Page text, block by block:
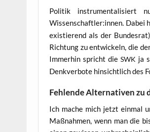
Poli­tik instru­men­ta­li­siert
Wissenschaftler:innen. Dabei
exis­tie­rend als der
Rich­tung zu ent­wi­ckeln, die
Immer­hin spricht dieSWK ja
Denk­ver­bo­te hin­sicht­lich des
Fehlende Alternativen zu
Ich mache mich jetzt ein­mal
Maß­nah­men, wenn man die